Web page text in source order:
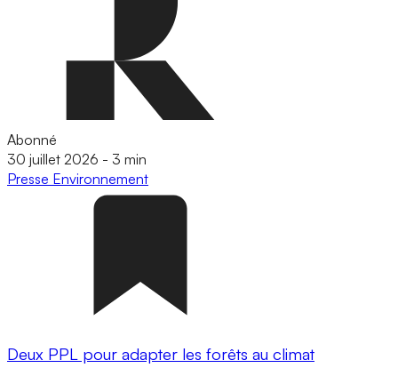
Abonné
30 juillet 2026 - 3 min
Presse Environnement
Deux PPL pour adapter les forêts au climat